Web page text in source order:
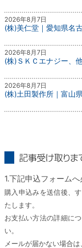
2026年8月7日
(株)美仁堂｜愛知県名
2026年8月7日
(株)ＳＫＣエナジー、
2026年8月7日
(株)土田製作所｜富山
1.下記申込フォーム
購入申込みを送信後、
たします。
お支払い方法の詳細に
い。
メールが届かない場合